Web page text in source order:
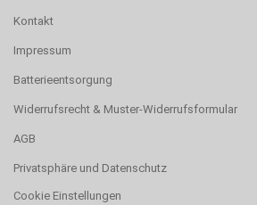
Kontakt
Impressum
Batterieentsorgung
Widerrufsrecht & Muster-Widerrufsformular
AGB
Privatsphäre und Datenschutz
Cookie Einstellungen